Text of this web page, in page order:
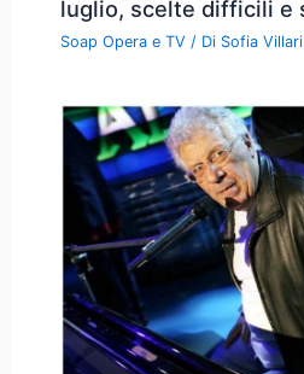
luglio, scelte difficili e
Soap Opera e TV / Di Sofia Villari